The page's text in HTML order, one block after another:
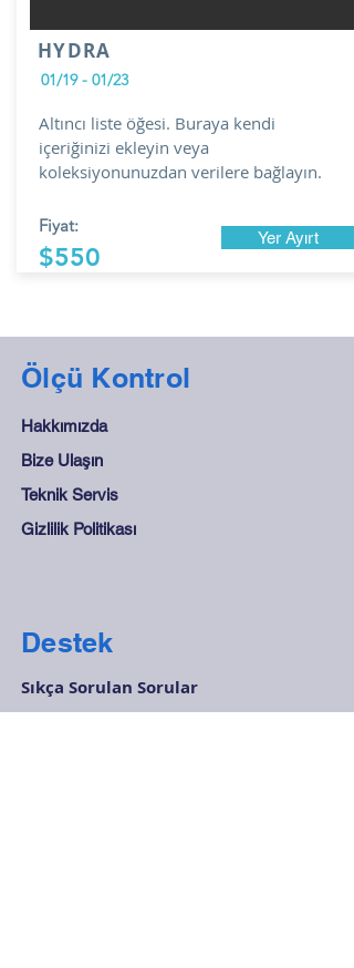
HYDRA
01/19 - 01/23
Altıncı liste öğesi. Buraya kendi
içeriğinizi ekleyin veya
koleksiyonunuzdan verilere bağlayın.
Fiyat:
$550
Yer Ayırt
Ölçü Kontrol
Hakkımızda
Bize Ulaşın
Teknik Servis
Gizlilik Politikası
Destek
Sıkça Sorulan Sorular